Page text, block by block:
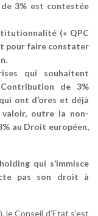
3% est contestée
(« QPC
pour faire constater
qui souhaitent
de 3%
ont d’ores et déjà
outre la non-
au Droit européen,
qui s’immisce
pas son droit à
le Conseil d’Etat s’est